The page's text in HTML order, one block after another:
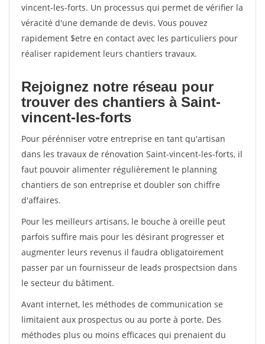
vincent-les-forts. Un processus qui permet de vérifier la
véracité d'une demande de devis. Vous pouvez
rapidement $etre en contact avec les particuliers pour
réaliser rapidement leurs chantiers travaux.
Rejoignez notre réseau pour
trouver des chantiers à Saint-
vincent-les-forts
Pour pérénniser votre entreprise en tant qu'artisan
dans les travaux de rénovation Saint-vincent-les-forts, il
faut pouvoir alimenter régulièrement le planning
chantiers de son entreprise et doubler son chiffre
d'affaires.
Pour les meilleurs artisans, le bouche à oreille peut
parfois suffire mais pour les désirant progresser et
augmenter leurs revenus il faudra obligatoirement
passer par un fournisseur de leads prospectsion dans
le secteur du bâtiment.
Avant internet, les méthodes de communication se
limitaient aux prospectus ou au porte à porte. Des
méthodes plus ou moins efficaces qui prenaient du